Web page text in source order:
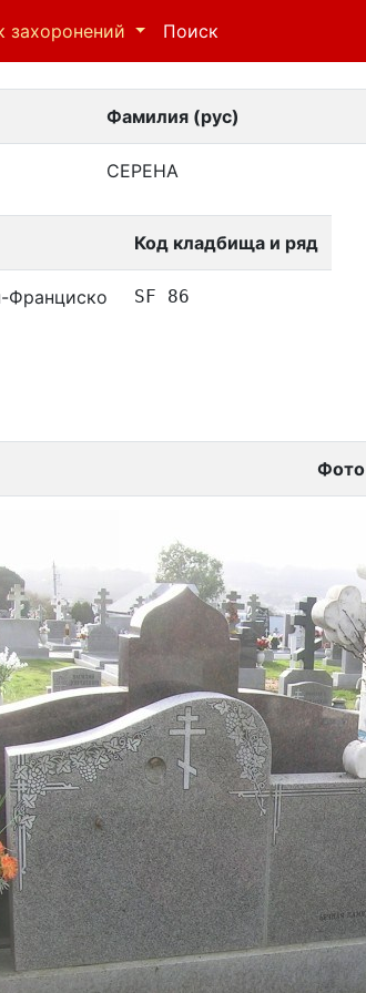
захоронений Поиск
Фамилия (рус)
СЕРЕНА
Код кладбища и ряд
Франциско SF 86
Фото